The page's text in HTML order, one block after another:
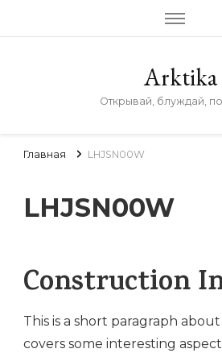
Arktika
Открывай, блуждай,
Главная LHJSN00W
LHJSN00W
Construction
This is a short paragraph
covers some interesting